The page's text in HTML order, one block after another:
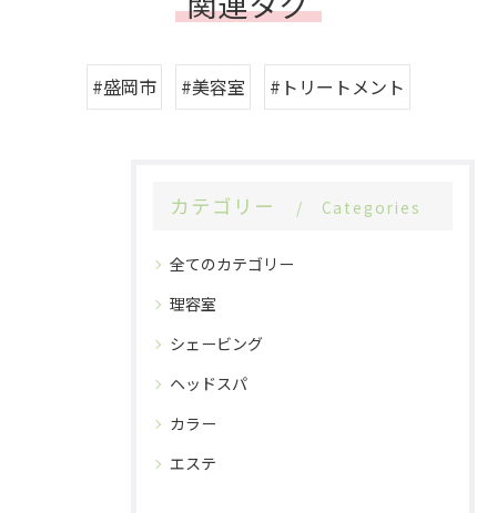
#盛岡市 #美容室 #トリートメント
カテゴリー Categories
全てのカテゴリー
理容室
シェービング
ヘッドスパ
カラー
エステ